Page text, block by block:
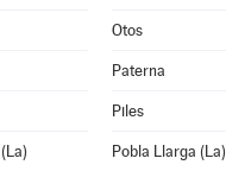
Otos
Paterna
Piles
Pobla Llarga (La)